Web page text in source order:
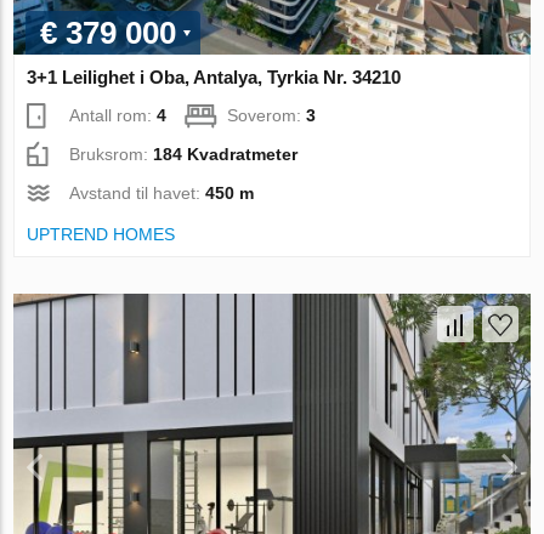
€ 379 000
3+1 Leilighet i Oba, Antalya, Tyrkia Nr. 34210
Antall rom:4 Soverom:3
Bruksrom: 184 Kvadratmeter
Avstand til havet:450 m
UPTREND HOMES